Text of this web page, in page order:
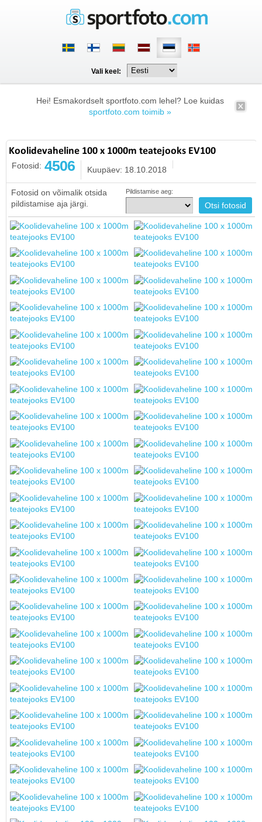
Vali keel:
Hei! Esmakordselt sportfoto.com lehel? Loe kuidas
sportfoto.com toimib »
Koolidevaheline 100 x 1000m teatejooks EV100
Fotosid: 4506 Kuupäev: 18.10.2018
Fotosid on võimalik otsida
pildistamise aja järgi.
Pildistamise aeg: